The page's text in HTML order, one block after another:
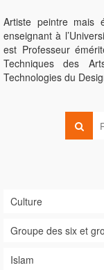
Artiste peintre mais
enseignant à
est Professeur
Techniques des
Technologies du
Culture
Groupe des six et
Islam